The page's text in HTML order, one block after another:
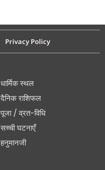
Privacy Policy
धार्मिक स्थल
दैनिक राशिफल
पूजा / व्रत-विधि
सच्ची घटनाएँ
हनुमानजी